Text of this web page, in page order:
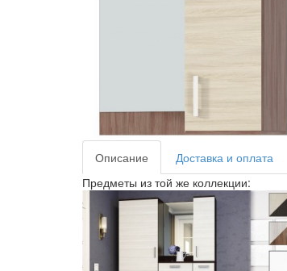
Описание Доставка и оплата
Предметы из той же коллекции: